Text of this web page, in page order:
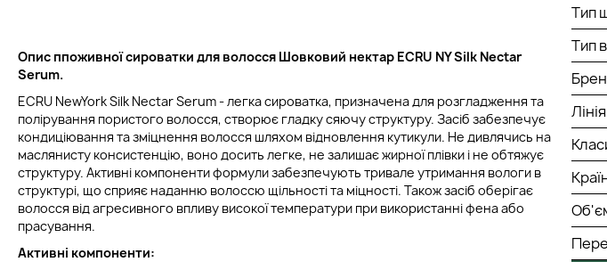
Опис ппоживної сироватки для волосся Шовковий нектар ECRU NY Silk Nectar
Serum.
ECRU NewYork Silk Nectar Serum - легка сироватка, призначена для розгладження та
полірування пористого волосся, створює гладку сяючу структуру. Засіб забезпечує
кондиціювання та зміцнення волосся шляхом відновлення кутикули. Не дивлячись на
маслянисту консистенцію, воно досить легке, не залишає жирної плівки і не обтяжує
структуру. Активні компоненти формули забезпечують тривале утримання вологи в
структурі, що сприяє наданню волоссю щільності та міцності. Також засіб оберігає
волосся від агресивного впливу високої температури при використанні фена або
прасування.
Активні компоненти:
Тип
Тип